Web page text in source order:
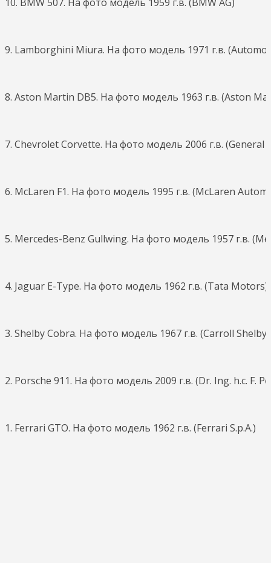
9. Lamborghini Miura. На фото модель 1971 г.в.
8. Aston Martin DB5. На фото модель 1963 г.в. (Aston
7. Chevrolet Corvette. На фото модель 2006 г.в. (General
6. McLaren F1. На фото модель 1995 г.в. (McLaren
5. Mercedes-Benz Gullwing. На фото модель 1957 г.в.
4. Jaguar E-Type. На фото модель 1962 г.в. (Tata Motors)
3. Shelby Cobra. На фото модель 1967 г.в. (Carroll
2. Porsche 911. На фото модель 2009 г.в. (Dr. Ing. h.c. F.
1. Ferrari GTO. На фото модель 1962 г.в. (Ferrari S.p.A.)